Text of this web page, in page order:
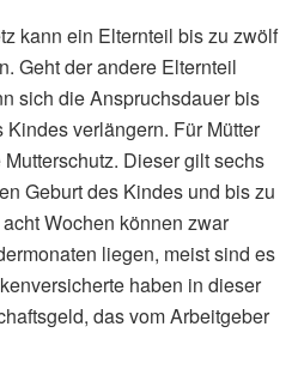
kann ein Elternteil bis zu zwölf
Geht der andere Elternteil
sich die Anspruchsdauer bis
verlängern. Für Mütter
Dieser gilt sechs
Geburt des Kindes und bis zu
Wochen können zwar
liegen, meist sind es
haben in dieser
das vom Arbeitgeber